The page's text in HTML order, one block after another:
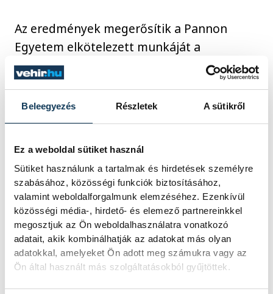
Beleegyezés Részletek A sütikről
Ez a weboldal sütiket használ
Sütiket használunk a tartalmak és hirdetések személyre
szabásához, közösségi funkciók biztosításához,
valamint weboldalforgalmunk elemzéséhez. Ezenkívül
közösségi média-, hirdető- és elemező partnereinkkel
megosztjuk az Ön weboldalhasználatra vonatkozó
adatait, akik kombinálhatják az adatokat más olyan
adatokkal, amelyeket Ön adott meg számukra vagy az
Ön által használt más szolgáltatásokból gyűjtöttek.
Az eredmények megerősítik a Pannon
Egyetem elkötelezett munkáját a
versenyképes, hallgatóközpontú és
nemzetközileg is elismert felsőoktatás
megvalósítása iránt. A cél a következő
években ennek a pozitív tendenciának a
nemzetközi mobilitás erősítésére és a
kutatási kiválóság további növelésére.
közélet
Pannon Egyetem
felsőoktatás
QS World University Rankings